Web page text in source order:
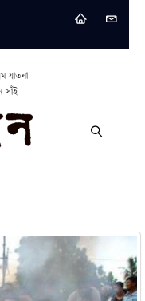
যাতনা
সাঁই